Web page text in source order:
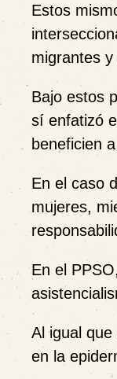
Estos
migrantes
Bajo estos
sí enfatizó
beneficien
En el caso
mujeres,
En el
Al igual
en la